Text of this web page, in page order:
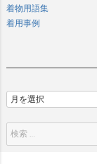
着物用語集
着用事例